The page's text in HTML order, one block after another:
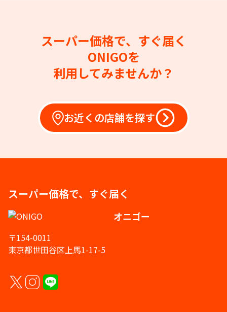
スーパー価格で、すぐ届く
ONIGOを
利用してみませんか？
お近くの店舗を探す
スーパー価格で、すぐ届く
オニゴー
〒154-0011
東京都世田谷区上馬1-17-5